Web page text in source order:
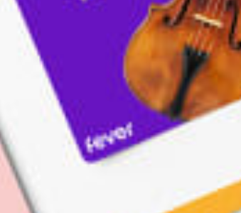
experiencias y ciudades
São Paulo
exposiciones
recorridos por la ciudad
conciertos